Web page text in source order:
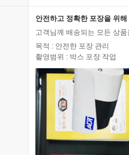
안전하고 정확한 포장을 위
고객님께 배송되는 모든 상
목적 : 안전한 포장 관리
촬영범위 : 박스 포장 작업